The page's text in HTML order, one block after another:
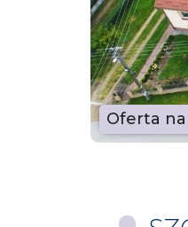
Oferta na